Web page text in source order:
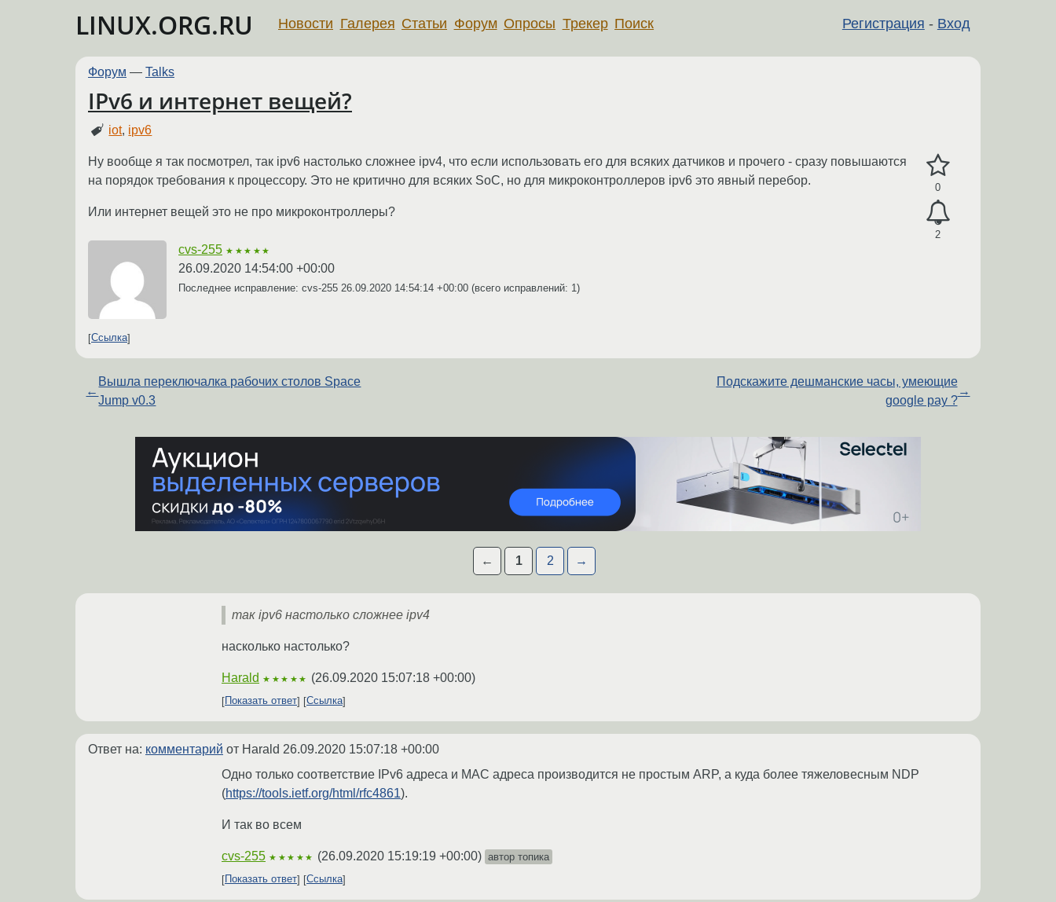
LINUX.ORG.RU Регистрация - Вход
Новости Галерея Статьи Форум Опросы Трекер Поиск
Форум — Talks
IPv6 и интернет вещей?
iot, ipv6
0
2
Ну вообще я так посмотрел, так ipv6 настолько сложнее ipv4, что если использовать его для всяких датчиков и прочего - сразу повышаются
на порядок требования к процессору. Это не критично для всяких SoC, но для микроконтроллеров ipv6 это явный перебор.
Или интернет вещей это не про микроконтроллеры?
cvs-255 ★★★★★
26.09.2020 14:54:00 +00:00
Последнее исправление: cvs-255 26.09.2020 14:54:14 +00:00 (всего исправлений: 1)
Ссылка
←
Вышла переключалка рабочих столов Space
Jump v0.3
Подскажите дешманские часы, умеющие
google pay ?
→
← 1 2 →
так ipv6 настолько сложнее ipv4
насколько настолько?
Harald ★★★★★ (26.09.2020 15:07:18 +00:00)
Показать ответ Ссылка
Ответ на: комментарий от Harald 26.09.2020 15:07:18 +00:00
Одно только соответствие IPv6 адреса и MAC адреса производится не простым ARP, а куда более тяжеловесным NDP
(https://tools.ietf.org/html/rfc4861).
И так во всем
cvs-255 ★★★★★ (26.09.2020 15:19:19 +00:00) автор топика
Показать ответ
Ссылка